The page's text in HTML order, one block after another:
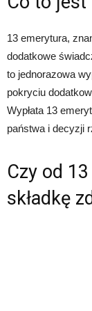
13 emerytura,
dodatkowe
to jednorazowa
pokryciu
Wypłata 13
państwa i decyzji
Czy od
składkę